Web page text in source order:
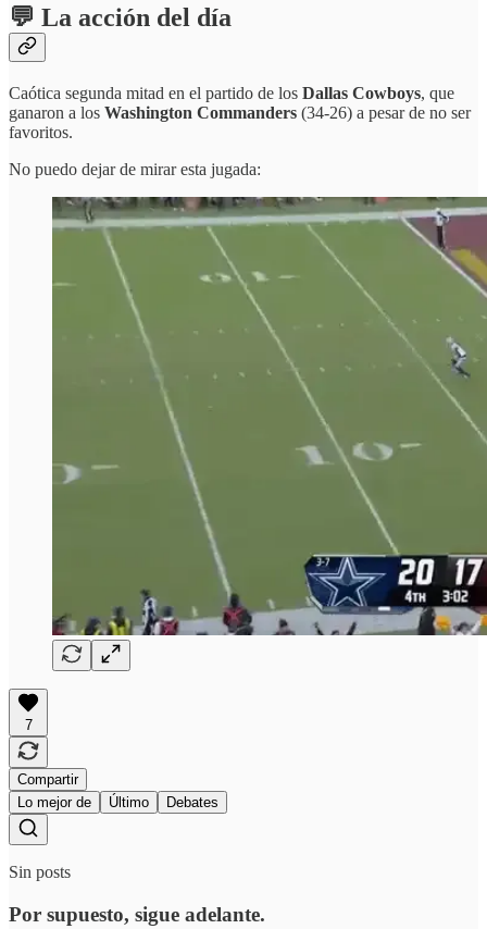
💬 La acción del día
Caótica segunda mitad en el partido de los Dallas Cowboys, que
ganaron a los Washington Commanders (34-26) a pesar de no ser
favoritos.
No puedo dejar de mirar esta jugada:
7
Compartir
Lo mejor de
Último Debates
Sin posts
Por supuesto, sigue adelante.